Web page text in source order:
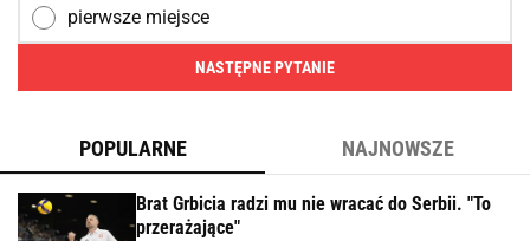
pierwsze miejsce
NASTĘPNE PYTANIE
POPULARNE NAJNOWSZE
Brat Grbicia radzi mu nie wracać do Serbii. "To
przerażające"